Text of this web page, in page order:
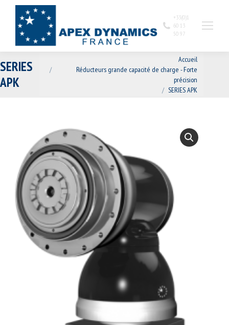
+33(0)1
60 13
50 97
SERIES
APK
Accueil
Réducteurs grande capacité de charge - Forte
précision
SERIES APK